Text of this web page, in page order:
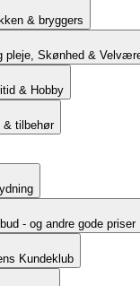
& bryggers
pleje, Skønhed &
& Hobby
& tilbehør
- og andre gode priser
Kundeklub